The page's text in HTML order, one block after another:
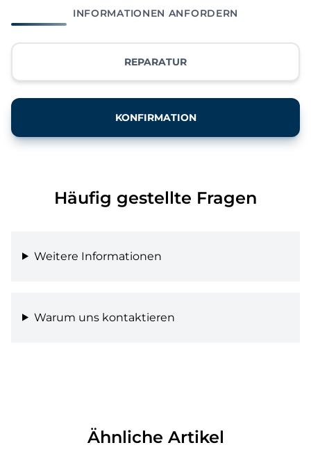
INFORMATIONEN ANFORDERN
REPARATUR
KONFIRMATION
Häufig gestellte Fragen
Weitere Informationen
Warum uns kontaktieren
Ähnliche Artikel